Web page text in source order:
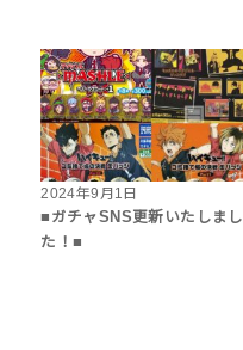
2024年9月1日
■ガチャSNS更新いたしまし
た！■